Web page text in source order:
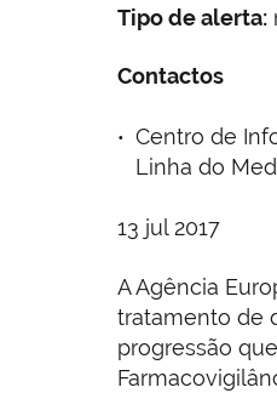
Tipo de alerta:
Contactos
Centro de
Linha do
13 jul 2017
A Agência
tratamento de
progressão